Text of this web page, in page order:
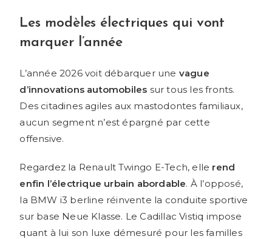
Les modèles électriques qui vont
marquer l’année
L’année 2026 voit débarquer une vague
d’innovations automobiles sur tous les fronts.
Des citadines agiles aux mastodontes familiaux,
aucun segment n’est épargné par cette
offensive.
Regardez la Renault Twingo E-Tech, elle rend
enfin l’électrique urbain abordable. À l’opposé,
la BMW i3 berline réinvente la conduite sportive
sur base Neue Klasse. Le Cadillac Vistiq impose
quant à lui son luxe démesuré pour les familles